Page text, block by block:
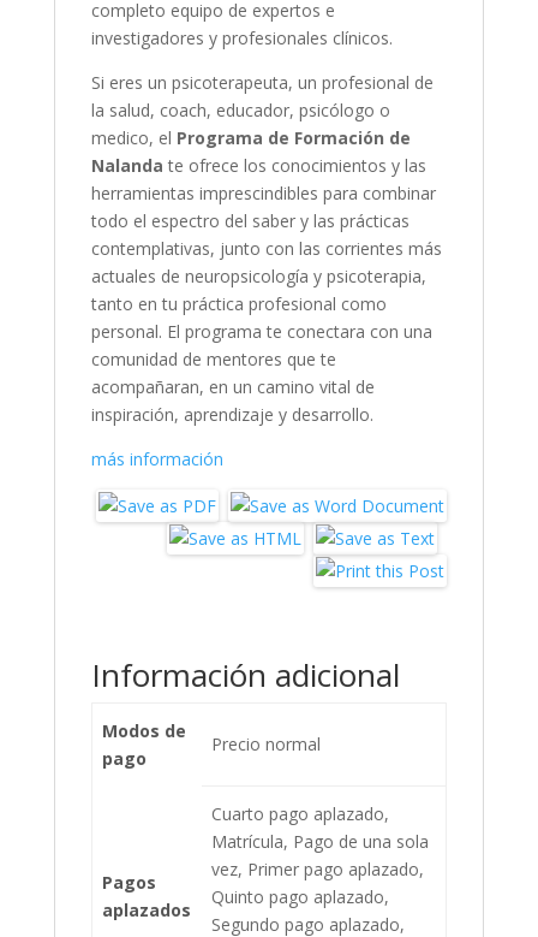
completo equipo de expertos e
investigadores y profesionales clínicos.
Si eres un psicoterapeuta, un profesional de
la salud, coach, educador, psicólogo o
medico, el Programa de Formación de
Nalanda te ofrece los conocimientos y las
herramientas imprescindibles para combinar
todo el espectro del saber y las prácticas
contemplativas, junto con las corrientes más
actuales de neuropsicología y psicoterapia,
tanto en tu práctica profesional como
personal. El programa te conectara con una
comunidad de mentores que te
acompañaran, en un camino vital de
inspiración, aprendizaje y desarrollo.
más información
Información adicional
Modos de
pago
Precio normal
Pagos
aplazados
Cuarto pago aplazado,
Matrícula, Pago de una sola
vez, Primer pago aplazado,
Quinto pago aplazado,
Segundo pago aplazado,